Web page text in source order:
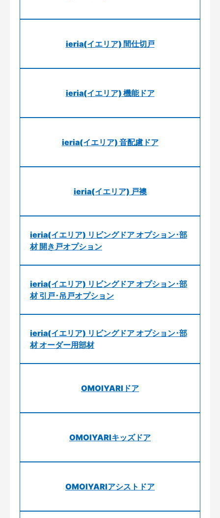
ieria(イエリア) 間仕切戸
ieria(イエリア) 機能ドア
ieria(イエリア) 音配慮ドア
ieria(イエリア) 戸襖
ieria(イエリア) リビングドア オプション･部
材 開き戸オプション
ieria(イエリア) リビングドア オプション･部
材 引戸･吊戸オプション
ieria(イエリア) リビングドア オプション･部
材 オーダー用部材
OMOIYARIドア
OMOIYARIキッズドア
OMOIYARIアシストドア